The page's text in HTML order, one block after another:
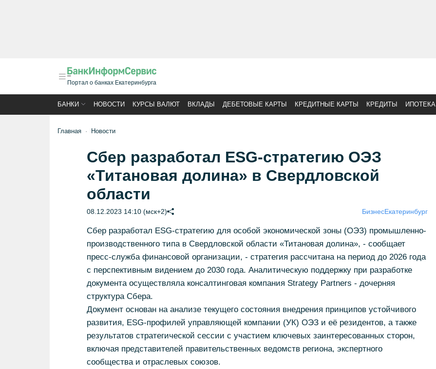
Портал о банках Екатеринбурга
БАНКИ НОВОСТИ КУРСЫ ВАЛЮТ ВКЛАДЫ ДЕБЕТОВЫЕ КАРТЫ КРЕДИТНЫЕ КАРТЫ КРЕДИТЫ ИПОТЕКА
Главная Новости
Сбер разработал ESG-стратегию ОЭЗ
«Титановая долина» в Свердловской
области
08.12.2023 14:10 (мск+2) БизнесЕкатеринбург
Сбер разработал ESG-стратегию для особой экономической зоны (ОЭЗ) промышленно-
производственного типа в Свердловской области «Титановая долина», - сообщает
пресс-служба финансовой организации, - стратегия рассчитана на период до 2026 года
с перспективным видением до 2030 года. Аналитическую поддержку при разработке
документа осуществляла консалтинговая компания Strategy Partners - дочерняя
структура Сбера.
Документ основан на анализе текущего состояния внедрения принципов устойчивого
развития, ESG-профилей управляющей компании (УК) ОЭЗ и её резидентов, а также
результатов стратегической сессии с участием ключевых заинтересованных сторон,
включая представителей правительственных ведомств региона, экспертного
сообщества и отраслевых союзов.